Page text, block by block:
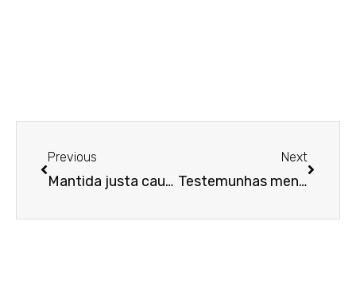
Previous
Mantida justa causa de trabalhadora que agrediu supervisor alegando insatisfação e humilhações
Next
Testemunhas mentem em depoimento na 7ª VT de Florianópolis e são multadas em R$ 12 mil